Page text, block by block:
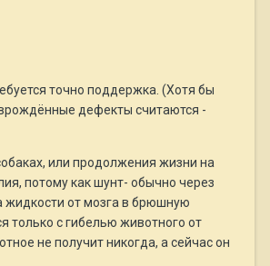
точно поддержка. (Хотя бы
дефекты считаются -
или продолжения жизни на
потому как шунт- обычно через
жидкости от мозга в брюшную
только с гибелью животного от
не получит никогда, а сейчас он